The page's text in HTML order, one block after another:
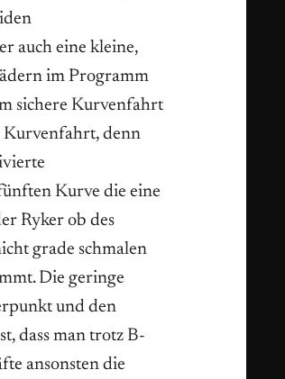
auch eine kleine,
im Programm
sichere Kurvenfahrt
Kurvenfahrt, denn
Kurve die eine
Ryker ob des
grade schmalen
Die geringe
und den
dass man trotz B-
ansonsten die